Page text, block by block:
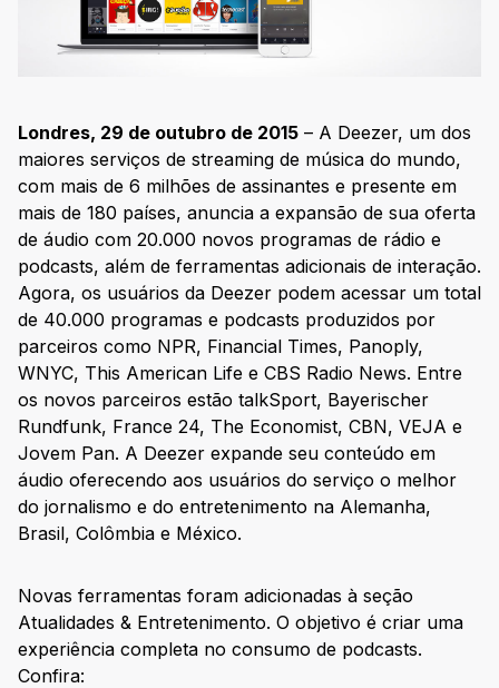
Londres, 29 de outubro de 2015 – A Deezer, um dos
maiores serviços de streaming de música do mundo,
com mais de 6 milhões de assinantes e presente em
mais de 180 países, anuncia a expansão de sua oferta
de áudio com 20.000 novos programas de rádio e
podcasts, além de ferramentas adicionais de interação.
Agora, os usuários da Deezer podem acessar um total
de 40.000 programas e podcasts produzidos por
parceiros como NPR, Financial Times, Panoply,
WNYC, This American Life e CBS Radio News. Entre
os novos parceiros estão talkSport, Bayerischer
Rundfunk, France 24, The Economist, CBN, VEJA e
Jovem Pan. A Deezer expande seu conteúdo em
áudio oferecendo aos usuários do serviço o melhor
do jornalismo e do entretenimento na Alemanha,
Brasil, Colômbia e México.
Novas ferramentas foram adicionadas à seção
Atualidades & Entretenimento. O objetivo é criar uma
experiência completa no consumo de podcasts.
Confira: